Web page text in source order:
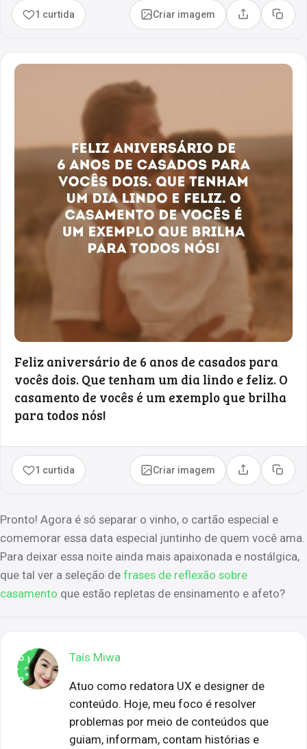
1 curtida Criar imagem Compartilhar
Copiar
Feliz aniversário de 6 anos de casados para
vocês dois. Que tenham um dia lindo e feliz. O
casamento de vocês é um exemplo que brilha
para todos nós!
1 curtida Criar imagem Compartilhar
Copiar
Pronto! Agora é só separar o vinho, o cartão especial e
comemorar essa data especial juntinho de quem você ama.
Para deixar essa noite ainda mais apaixonada e nostálgica,
que tal ver a seleção de frases de reflexão sobre
casamento que estão repletas de ensinamento e afeto?
Taís Miwa
Atuo como redatora UX e designer de
conteúdo. Hoje, meu foco é resolver
problemas por meio de conteúdos que
guiam, informam, contam histórias e